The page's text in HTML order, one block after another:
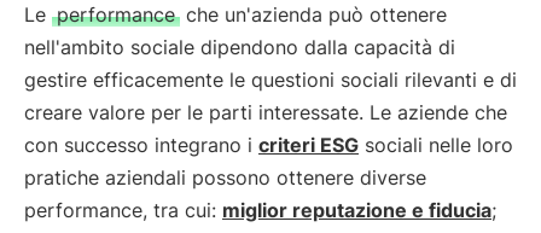
Le performance che un'azienda può ottenere
nell'ambito sociale dipendono dalla capacità di
gestire efficacemente le questioni sociali rilevanti e di
creare valore per le parti interessate. Le aziende che
con successo integrano i criteri ESG sociali nelle loro
pratiche aziendali possono ottenere diverse
performance, tra cui: miglior reputazione e fiducia;